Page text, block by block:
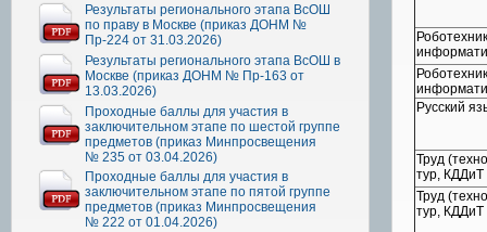
Результаты регионального этапа ВсОШ
по праву в Москве (приказ ДОНМ №
Пр-224 от 31.03.2026)
Результаты регионального этапа ВсОШ в
Москве (приказ ДОНМ № Пр-163 от
13.03.2026)
Проходные баллы для участия в
заключительном этапе по шестой группе
предметов (приказ Минпросвещения
№ 235 от 03.04.2026)
Проходные баллы для участия в
заключительном этапе по пятой группе
предметов (приказ Минпросвещения
№ 222 от 01.04.2026)
Русский
Труд
тур, КДДиТ
Труд
тур, КДДиТ